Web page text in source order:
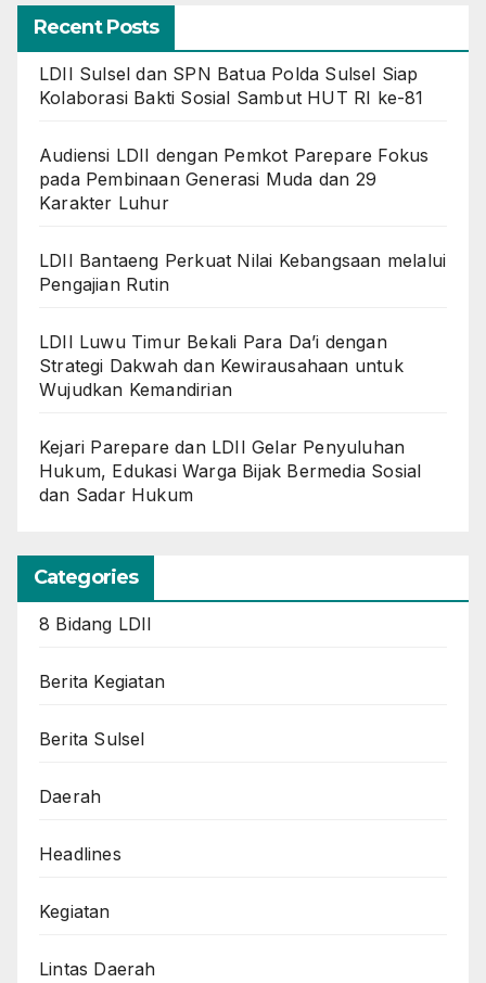
Recent Posts
LDII Sulsel dan SPN Batua Polda Sulsel Siap
Kolaborasi Bakti Sosial Sambut HUT RI ke-81
Audiensi LDII dengan Pemkot Parepare Fokus
pada Pembinaan Generasi Muda dan 29
Karakter Luhur
LDII Bantaeng Perkuat Nilai Kebangsaan melalui
Pengajian Rutin
LDII Luwu Timur Bekali Para Da’i dengan
Strategi Dakwah dan Kewirausahaan untuk
Wujudkan Kemandirian
Kejari Parepare dan LDII Gelar Penyuluhan
Hukum, Edukasi Warga Bijak Bermedia Sosial
dan Sadar Hukum
Categories
8 Bidang LDII
Berita Kegiatan
Berita Sulsel
Daerah
Headlines
Kegiatan
Lintas Daerah